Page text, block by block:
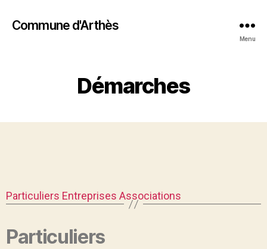
Commune d'Arthès
Menu
Démarches
Particuliers Entreprises Associations
Particuliers